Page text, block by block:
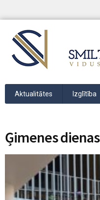
Aktualitātes Izglītība
Ģimenes